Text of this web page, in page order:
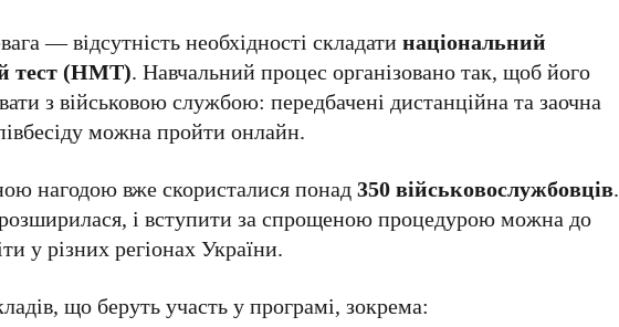
— відсутність необхідності складатинаціональний
тест (НМТ). Навчальний процес організовано так, щоб його
з військовою службою: передбачені дистанційна та заочна
можна пройти онлайн.
нагодою вже скористалися понад350 військовослужбовців.
і вступити за спрощеною процедурою можна до
у різних регіонах України.
що беруть участь у програмі, зокрема: